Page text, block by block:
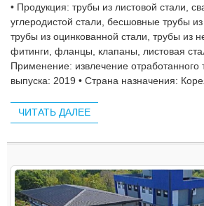
• Продукция: трубы из листовой стали,
углеродистой стали, бесшовные трубы из
трубы из оцинкованной стали, трубы из
фитинги, фланцы, клапаны, листовая
Применение: извлечение отработанного
выпуска: 2019 • Страна назначения:
ЧИТАТЬ ДАЛЕЕ